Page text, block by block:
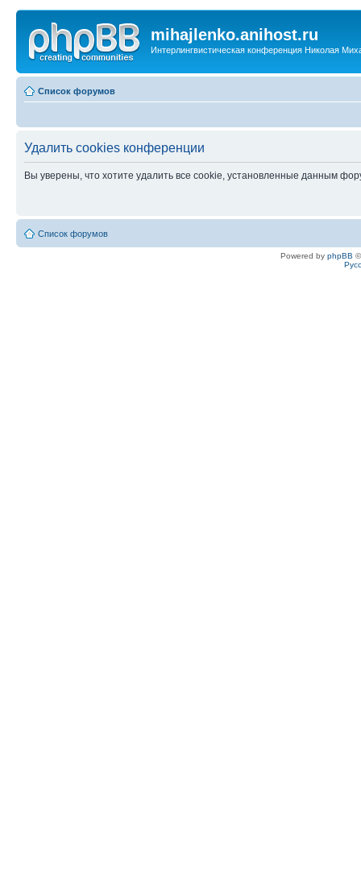
mihajlenko.anihost.ru
Интерлингвистическая конференция Николая
Список форумов
Удалить cookies конференции
Вы уверены, что хотите удалить все cookie, установленные данным
Список форумов
Powered by phpBB